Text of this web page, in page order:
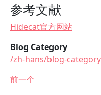
参考文献
Hidecat官方网站
Blog Category
/zh-hans/blog-
前一个